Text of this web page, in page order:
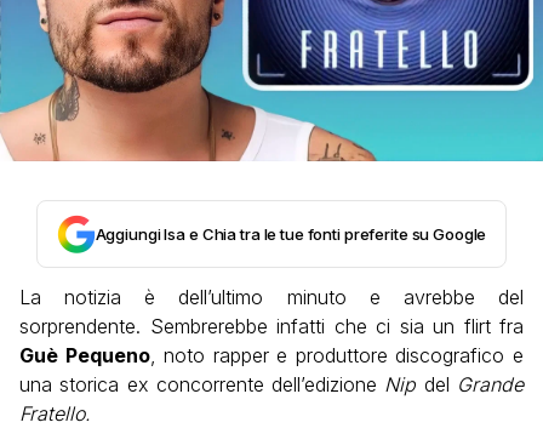
Aggiungi Isa e Chia tra le tue fonti preferite su Google
La notizia è dell’ultimo minuto e avrebbe del
sorprendente. Sembrerebbe infatti che ci sia un flirt fra
Guè Pequeno, noto rapper e produttore discografico e
una storica ex concorrente dell’edizione Nip del Grande
Fratello.